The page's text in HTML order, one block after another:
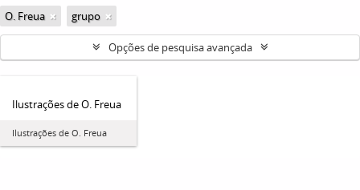
O. Freua grupo
Opções de pesquisa avançada
Ilustrações de O. Freua
Ilustrações de O. Freua